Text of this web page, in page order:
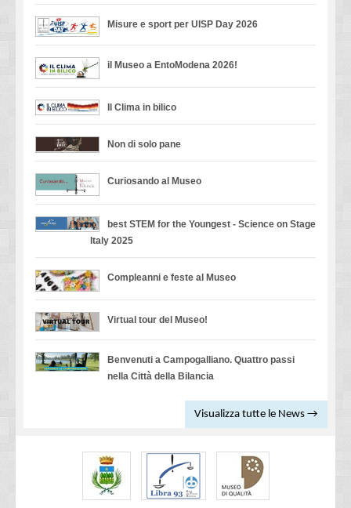
Misure e sport per UISP Day 2026
il Museo a EntoModena 2026!
Il Clima in bilico
Non di solo pane
Curiosando al Museo
best STEM for the Youngest - Science on Stage
Italy 2025
Compleanni e feste al Museo
Virtual tour del Museo!
Benvenuti a Campogalliano. Quattro passi
nella Città della Bilancia
Visualizza tutte le News →